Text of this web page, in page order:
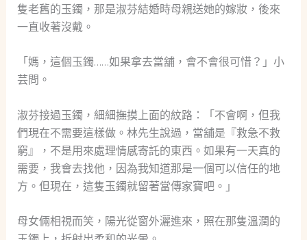
隻老舊的玉鐲，那是淑芬結婚時母親送她的嫁妝，後來
一直收著沒戴。
「媽，這個玉鐲……如果拿去當舖，會不會很可惜？」小
芸問。
淑芬接過玉鐲，細細撫摸上面的紋路：「不會啊，但我
們現在不需要這樣做。林先生說過，當舖是『救急不救
窮』，不是用來處理情感寄託的東西。如果有一天真的
需要，我會去找他，因為我知道那是一個可以信任的地
方。但現在，這隻玉鐲就留著當傳家寶吧。」
母女倆相視而笑，陽光從窗外灑進來，照在那隻溫潤的